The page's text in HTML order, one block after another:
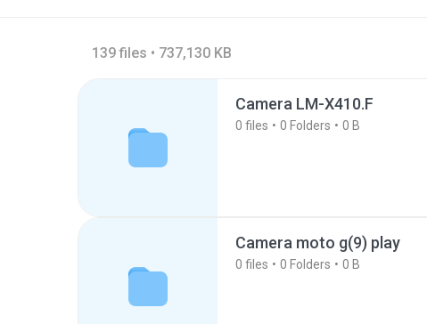
139 files • 737,130 KB
Camera LM-X410.F
0 files 0 Folders 0 B
Camera moto g(9) play
0 files 0 Folders 0 B